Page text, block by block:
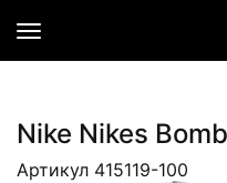
Nike Nikes
Артикул 415119-100